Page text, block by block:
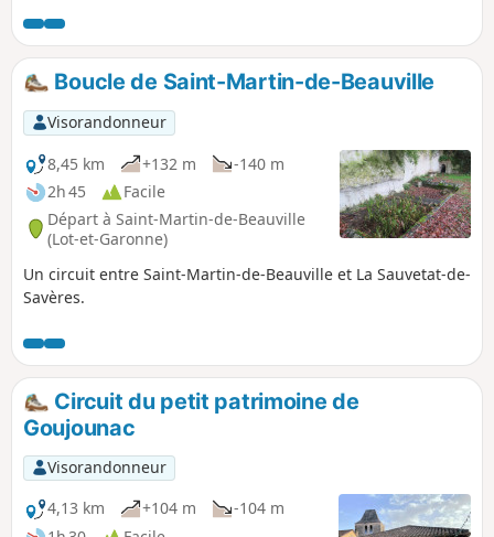
crête, empruntant partiellement le Chemin
de Compostelle. Sur l'un des versants, on
profitera d'une très belle vue sur la ville de
Lauzerte. Sur l'autre versant, on visitera la
magnifique Chapelle de Saint-Serrnin du
Bosc et son vieux cimetière situés au fond
d'une combe sauvage. Au passage d'un
versant sur l'autre, on pourra voir un
remarquable pigeonnier en face de la belle
demeure du Chartron (ancien prieuré).
Boucle de Saint-Martin-de-Beauville
Visorandonneur
8,45 km
+132 m
-140 m
2h 45
Facile
Départ à Saint-Martin-de-Beauville
(Lot-et-Garonne)
Un circuit entre Saint-Martin-de-Beauville et La Sauvetat-de-
Savères.
Circuit du petit patrimoine de
Goujounac
Visorandonneur
4,13 km
+104 m
-104 m